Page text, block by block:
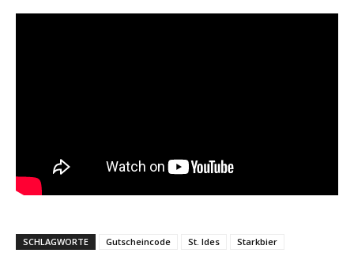
SCHLAGWORTE Gutscheincode St. Ides Starkbier